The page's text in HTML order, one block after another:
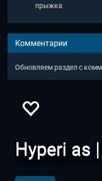
прыжка
Комментарии
Обновляем раздел с
Hyperi as